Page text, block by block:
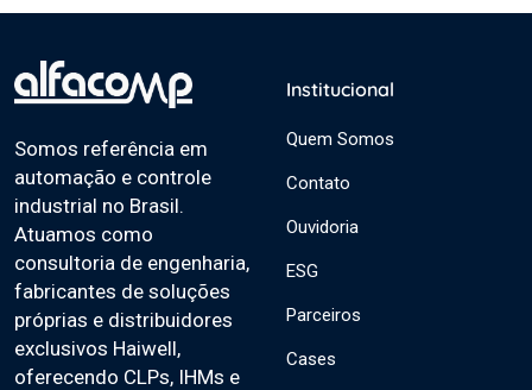
Somos referência em
automação e controle
industrial no Brasil.
Atuamos como
consultoria de engenharia,
fabricantes de soluções
próprias e distribuidores
exclusivos Haiwell,
oferecendo CLPs, IHMs e
Institucional
Quem Somos
Contato
Ouvidoria
ESG
Parceiros
Cases